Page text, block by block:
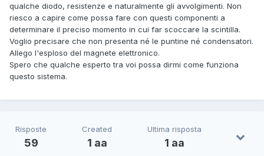
qualche diodo, resistenze e naturalmente gli avvolgimenti. Non
riesco a capire come possa fare con questi componenti a
determinare il preciso momento in cui far scoccare la scintilla.
Voglio precisare che non presenta né le puntine né condensatori.
Allego l'esploso del magnete elettronico.
Spero che qualche esperto tra voi possa dirmi come funziona
questo sistema.
Risposte
59
Created
1 aa
Ultima risposta
1 aa